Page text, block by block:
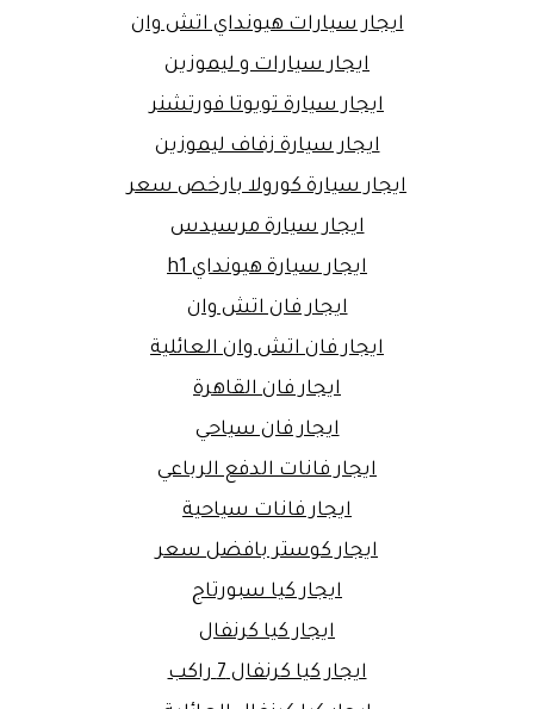
ايجار سيارات هيونداي اتش وان
ايجار سيارات و ليموزين
ايجار سيارة تويوتا فورتشنر
ايجار سيارة زفاف ليموزين
ايجار سيارة كورولا بارخص سعر
ايجار سيارة مرسيدس
ايجار سيارة هيونداي h1
ايجار فان اتش وان
ايجار فان اتش وان العائلية
ايجار فان القاهرة
ايجار فان سياحي
ايجار فانات الدفع الرباعي
ايجار فانات سياحية
ايجار كوستر بافضل سعر
ايجار كيا سبورتاج
ايجار كيا كرنفال
ايجار كيا كرنفال 7 راكب